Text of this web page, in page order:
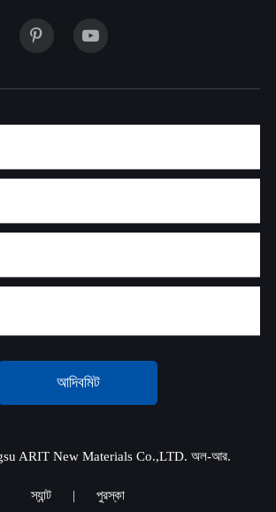
আদিবমিট
ARIT New Materials Co.,LTD. অল-আর.
স্যান্ট | পুরস্কা